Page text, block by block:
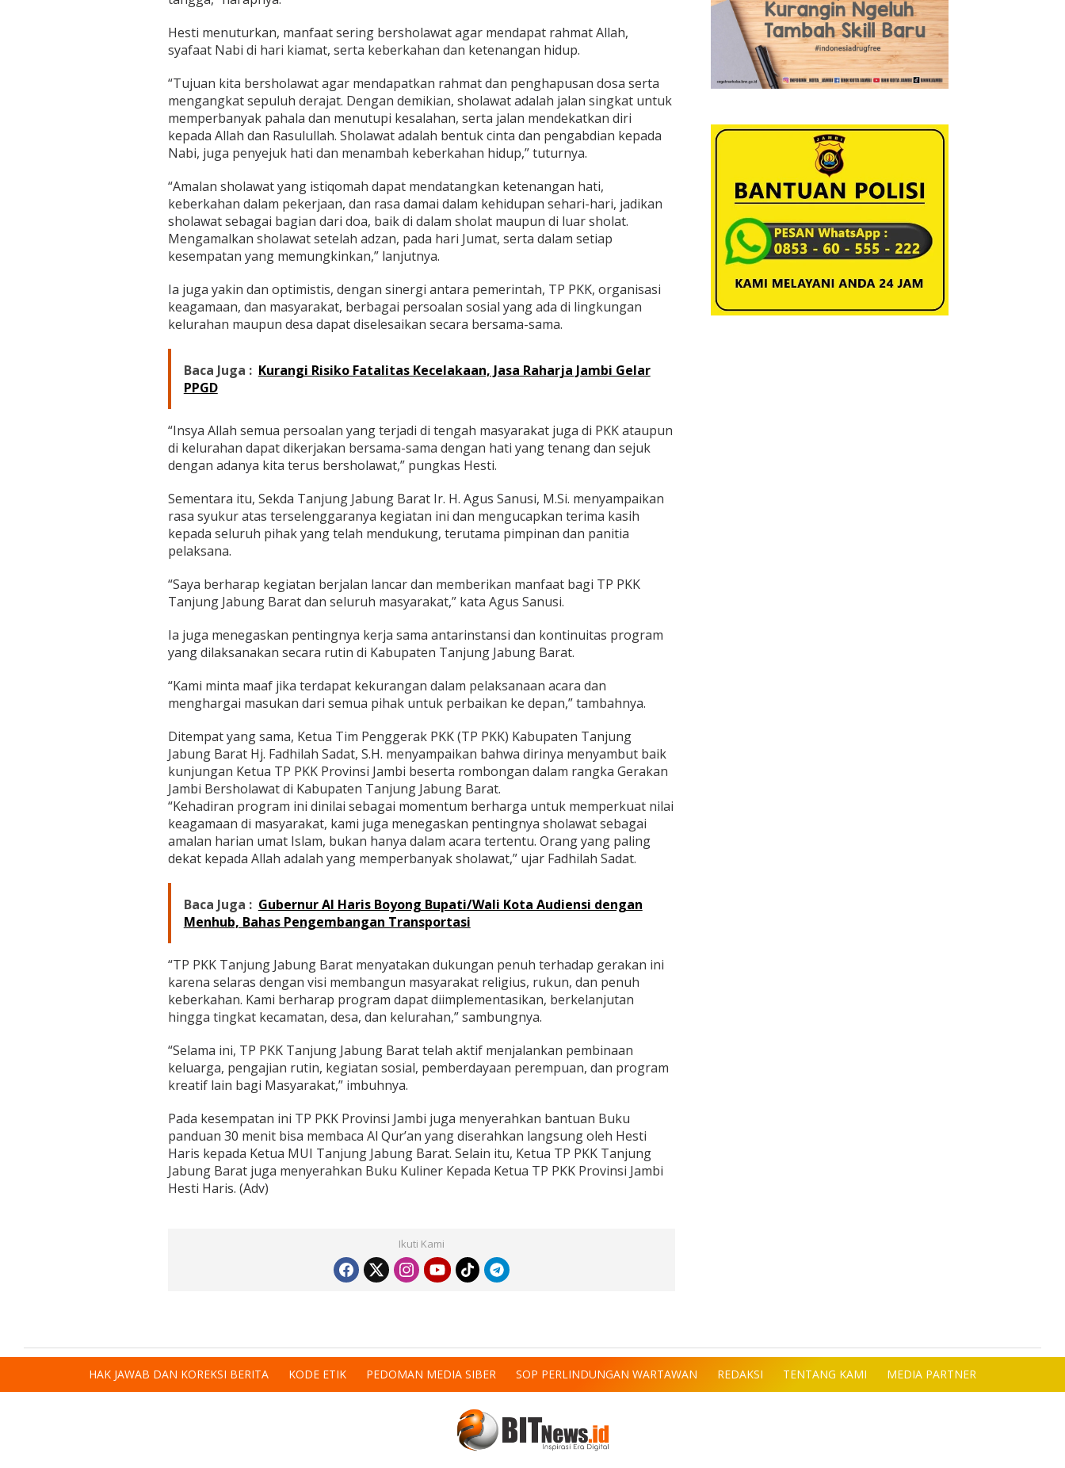
Hesti menuturkan, manfaat sering bersholawat agar mendapat rahmat Allah,
syafaat Nabi di hari kiamat, serta keberkahan dan ketenangan hidup.
“Tujuan kita bersholawat agar mendapatkan rahmat dan penghapusan dosa serta
mengangkat sepuluh derajat. Dengan demikian, sholawat adalah jalan singkat untuk
memperbanyak pahala dan menutupi kesalahan, serta jalan mendekatkan diri
kepada Allah dan Rasulullah. Sholawat adalah bentuk cinta dan pengabdian kepada
Nabi, juga penyejuk hati dan menambah keberkahan hidup,” tuturnya.
“Amalan sholawat yang istiqomah dapat mendatangkan ketenangan hati,
keberkahan dalam pekerjaan, dan rasa damai dalam kehidupan sehari-hari, jadikan
sholawat sebagai bagian dari doa, baik di dalam sholat maupun di luar sholat.
Mengamalkan sholawat setelah adzan, pada hari Jumat, serta dalam setiap
kesempatan yang memungkinkan,” lanjutnya.
Ia juga yakin dan optimistis, dengan sinergi antara pemerintah, TP PKK, organisasi
keagamaan, dan masyarakat, berbagai persoalan sosial yang ada di lingkungan
kelurahan maupun desa dapat diselesaikan secara bersama-sama.
Baca Juga : Kurangi Risiko Fatalitas Kecelakaan, Jasa Raharja Jambi Gelar
PPGD
“Insya Allah semua persoalan yang terjadi di tengah masyarakat juga di PKK ataupun
di kelurahan dapat dikerjakan bersama-sama dengan hati yang tenang dan sejuk
dengan adanya kita terus bersholawat,” pungkas Hesti.
Sementara itu, Sekda Tanjung Jabung Barat Ir. H. Agus Sanusi, M.Si. menyampaikan
rasa syukur atas terselenggaranya kegiatan ini dan mengucapkan terima kasih
kepada seluruh pihak yang telah mendukung, terutama pimpinan dan panitia
pelaksana.
“Saya berharap kegiatan berjalan lancar dan memberikan manfaat bagi TP PKK
Tanjung Jabung Barat dan seluruh masyarakat,” kata Agus Sanusi.
Ia juga menegaskan pentingnya kerja sama antarinstansi dan kontinuitas program
yang dilaksanakan secara rutin di Kabupaten Tanjung Jabung Barat.
“Kami minta maaf jika terdapat kekurangan dalam pelaksanaan acara dan
menghargai masukan dari semua pihak untuk perbaikan ke depan,” tambahnya.
Ditempat yang sama, Ketua Tim Penggerak PKK (TP PKK) Kabupaten Tanjung
Jabung Barat Hj. Fadhilah Sadat, S.H. menyampaikan bahwa dirinya menyambut baik
kunjungan Ketua TP PKK Provinsi Jambi beserta rombongan dalam rangka Gerakan
Jambi Bersholawat di Kabupaten Tanjung Jabung Barat.
“Kehadiran program ini dinilai sebagai momentum berharga untuk memperkuat nilai
keagamaan di masyarakat, kami juga menegaskan pentingnya sholawat sebagai
amalan harian umat Islam, bukan hanya dalam acara tertentu. Orang yang paling
dekat kepada Allah adalah yang memperbanyak sholawat,” ujar Fadhilah Sadat.
Baca Juga : Gubernur Al Haris Boyong Bupati/Wali Kota Audiensi dengan
Menhub, Bahas Pengembangan Transportasi
“TP PKK Tanjung Jabung Barat menyatakan dukungan penuh terhadap gerakan ini
karena selaras dengan visi membangun masyarakat religius, rukun, dan penuh
keberkahan. Kami berharap program dapat diimplementasikan, berkelanjutan
hingga tingkat kecamatan, desa, dan kelurahan,” sambungnya.
“Selama ini, TP PKK Tanjung Jabung Barat telah aktif menjalankan pembinaan
keluarga, pengajian rutin, kegiatan sosial, pemberdayaan perempuan, dan program
kreatif lain bagi Masyarakat,” imbuhnya.
Pada kesempatan ini TP PKK Provinsi Jambi juga menyerahkan bantuan Buku
panduan 30 menit bisa membaca Al Qur’an yang diserahkan langsung oleh Hesti
Haris kepada Ketua MUI Tanjung Jabung Barat. Selain itu, Ketua TP PKK Tanjung
Jabung Barat juga menyerahkan Buku Kuliner Kepada Ketua TP PKK Provinsi Jambi
Hesti Haris. (Adv)
Ikuti Kami
HAK JAWAB DAN KOREKSI BERITA KODE ETIK PEDOMAN MEDIA SIBER SOP PERLINDUNGAN WARTAWAN REDAKSI TENTANG KAMI MEDIA PARTNER